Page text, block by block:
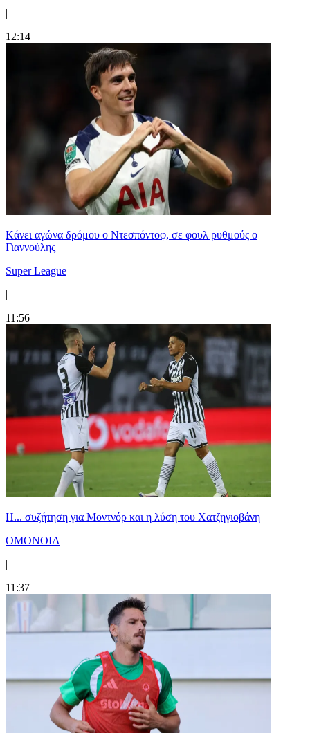
|
12:14
Kάνει αγώνα δρόμου ο Ντεσπόντοφ, σε φουλ ρυθμούς ο
Γιαννούλης
Super League
|
11:56
Η... συζήτηση για Μοντνόρ και η λύση του Χατζηγιοβάνη
ΟΜΟΝΟΙΑ
|
11:37